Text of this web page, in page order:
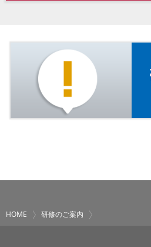
HOME 研修のご案内